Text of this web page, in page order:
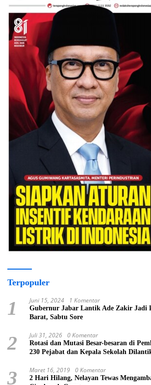
Terpopuler
1 Juni 15, 2024 1 Komentar
Gubernur Jabar Lantik Ade Zakir Jadi
Barat, Sabtu Sore
2 Juli 31, 2026 0 Komentar
Rotasi dan Mutasi Besar-besaran di
230 Pejabat dan Kepala Sekolah
3 Maret 16, 2019 0 Komentar
2 Hari Hilang, Nelayan Tewas